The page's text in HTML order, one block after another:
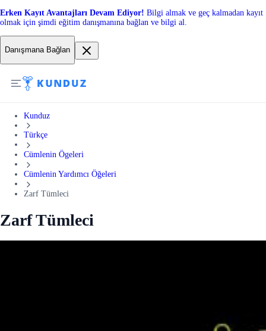
Erken Kayıt Avantajları Devam Ediyor! Bilgi almak ve geç kalmadan kayıt
olmak için şimdi eğitim danışmanına bağlan ve bilgi al.
Danışmana Bağlan
Kunduz
Türkçe
Cümlenin Ögeleri
Cümlenin Yardımcı Öğeleri
Zarf Tümleci
Zarf Tümleci